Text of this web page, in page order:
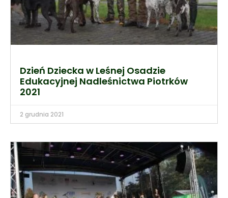
Dzień Dziecka w Leśnej Osadzie
Edukacyjnej Nadleśnictwa Piotrków
2021
2 grudnia 2021